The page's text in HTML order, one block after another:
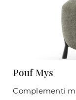
Pouf Mys